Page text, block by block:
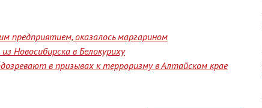
предприятием, оказалось маргарином
Новосибирска в Белокуриху
в призывах к терроризму в Алтайском крае